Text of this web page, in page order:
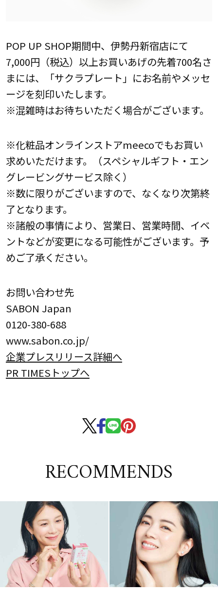
POP UP SHOP期間中、伊勢丹新宿店にて
7,000円（税込）以上お買いあげの先着700名さ
まには、「サクラプレート」にお名前やメッセ
ージを刻印いたします。
※混雑時はお待ちいただく場合がございます。
※化粧品オンラインストアmeecoでもお買い
求めいただけます。（スペシャルギフト・エン
グレービングサービス除く）
※数に限りがございますので、なくなり次第終
了となります。
※諸般の事情により、営業日、営業時間、イベ
ントなどが変更になる可能性がございます。予
めご了承ください。
お問い合わせ先
SABON Japan
0120-380-688
www.sabon.co.jp/
企業プレスリリース詳細へ
PR TIMESトップへ
RECOMMENDS